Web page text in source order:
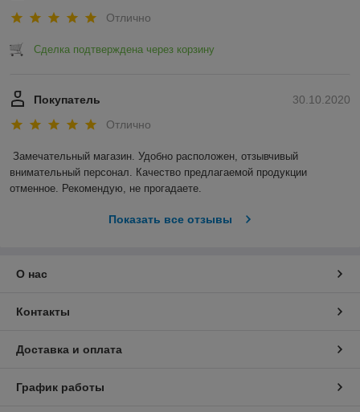
Отлично
Сделка подтверждена через корзину
30.10.2020
Покупатель
Отлично
Замечательный магазин. Удобно расположен, отзывчивый
внимательный персонал. Качество предлагаемой продукции
отменное. Рекомендую, не прогадаете.
Показать все отзывы
О нас
Контакты
Доставка и оплата
График работы